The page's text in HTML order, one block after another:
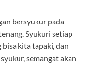
bersyukur pada
Syukuri setiap
bisa kita tapaki, dan
semangat akan